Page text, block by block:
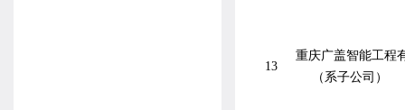
13
重庆广盖智能工程
（系子公司）